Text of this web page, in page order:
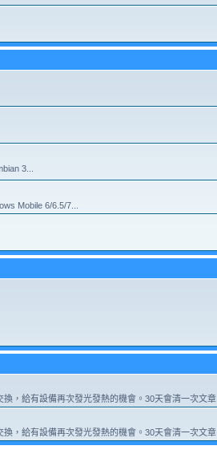
3...
Mobile 6/6.5/7...
，給有設備再次發光發熱的機會。30天會清一次文章
，給有設備再次發光發熱的機會。30天會清一次文章